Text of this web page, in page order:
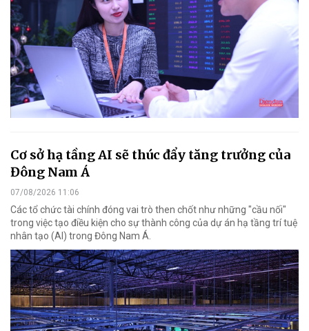
Cơ sở hạ tầng AI sẽ thúc đẩy tăng trưởng của
Đông Nam Á
07/08/2026 11:06
Các tổ chức tài chính đóng vai trò then chốt như những "cầu nối"
trong việc tạo điều kiện cho sự thành công của dự án hạ tầng trí tuệ
nhân tạo (AI) trong Đông Nam Á.